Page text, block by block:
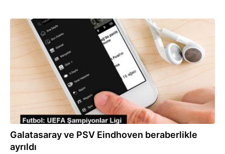
29.11.2023
Galatasaray ve PSV Eindhoven beraberlikle
ayrıldı